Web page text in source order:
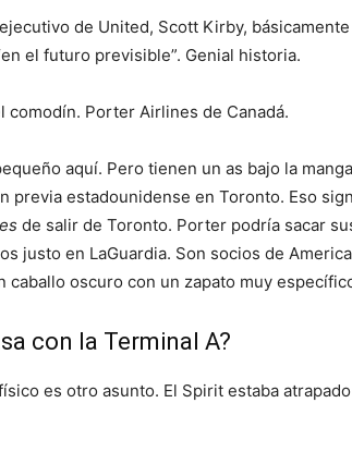
de United, Scott Kirby,
el futuro previsible”. Genial historia.
comodín. Porter Airlines de Canadá.
aquí. Pero tienen un as bajo la
previa estadounidense en Toronto. Eso
de salir de Toronto. Porter podría sacar
justo en LaGuardia. Son socios de
caballo oscuro con un zapato muy
con la Terminal A?
es otro asunto. El Spirit estaba